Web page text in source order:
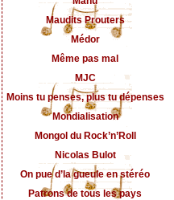
Maudits Prouters
Médor
Même pas mal
MJC
Moins tu penses, plus tu dépenses
Mondialisation
Mongol du Rock’n’Roll
Nicolas Bulot
On pue d’la gueule en stéréo
Patrons de tous les pays